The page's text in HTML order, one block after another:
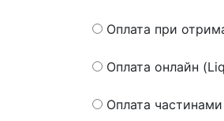
Оплата при
Оплата онлайн
Оплата